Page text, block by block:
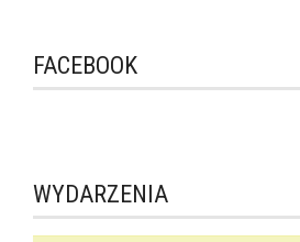
FACEBOOK
WYDARZENIA